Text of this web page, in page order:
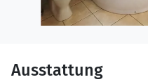
Ausstattung